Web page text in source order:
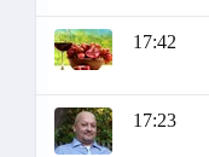
17:42
17:23